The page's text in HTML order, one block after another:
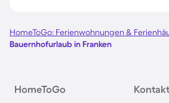
Bauernhofurlaub an der
Seenplatte
HomeToGo: Ferienwohnungen &
Bauernhofurlaub in Franken
HomeToGo Kontakt